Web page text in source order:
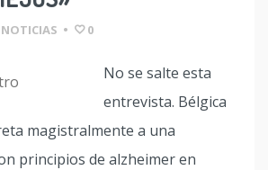
NOTICIAS • 0
No se salte esta
entrevista. Bélgica
magistralmente a una
principios de alzheimer en